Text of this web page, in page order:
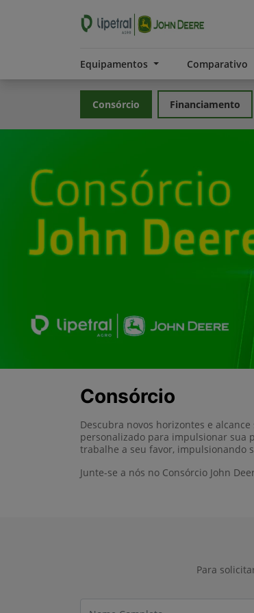
Equipamentos Comparativo
Consórcio Financiamento
Consórcio
Descubra novos horizontes e
personalizado para impulsionar sua
trabalhe a seu favor, impulsionando
Junte-se a nós no Consórcio John
Para